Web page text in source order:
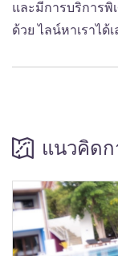
และมีการบริการพิ
ด้วย ไลน์หาเราได้เ
แนวคิดก